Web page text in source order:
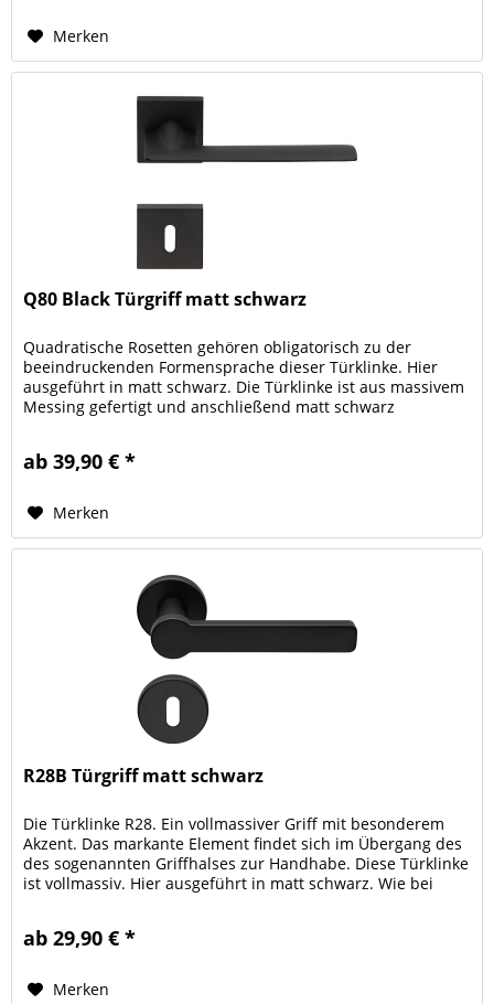
Merken
Q80 Black Türgriff matt schwarz
Quadratische Rosetten gehören obligatorisch zu der
beeindruckenden Formensprache dieser Türklinke. Hier
ausgeführt in matt schwarz. Die Türklinke ist aus massivem
Messing gefertigt und anschließend matt schwarz
ab 39,90 € *
Merken
R28B Türgriff matt schwarz
Die Türklinke R28. Ein vollmassiver Griff mit besonderem
Akzent. Das markante Element findet sich im Übergang des
des sogenannten Griffhalses zur Handhabe. Diese Türklinke
ist vollmassiv. Hier ausgeführt in matt schwarz. Wie bei
ab 29,90 € *
Merken